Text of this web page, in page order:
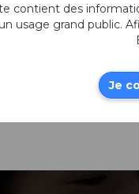
à Manche
contient des
usage grand public.
Je